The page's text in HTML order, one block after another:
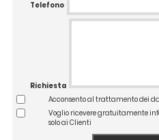
Telefono
Richiesta
Acconsento al trattamento dei
Voglio ricevere gratuitamente
solo ai Clienti